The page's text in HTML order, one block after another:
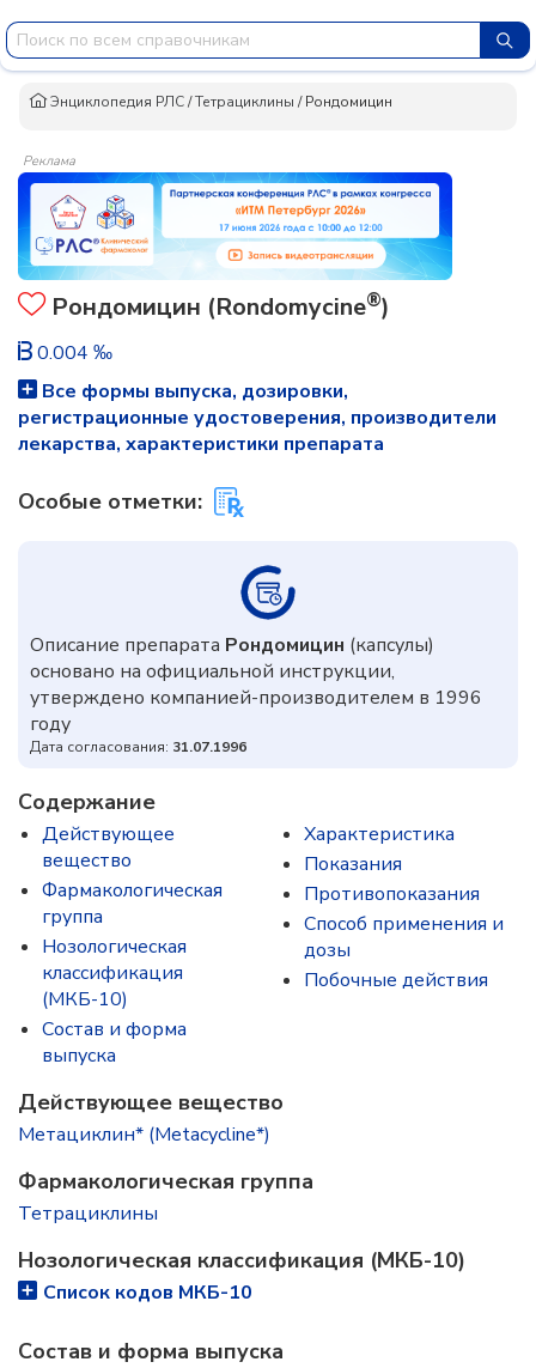
Энциклопедия РЛС/Тетрациклины /Рондомицин
Реклама
Рондомицин (Rondomycine®)
0.004 ‰
Все формы выпуска, дозировки,
регистрационные удостоверения, производители
лекарства, характеристики препарата
Особые отметки:
Описание препарата Рондомицин (капсулы)
основано на официальной инструкции,
утверждено компанией-производителем в 1996
году
Дата согласования: 31.07.1996
Содержание
Действующее
вещество
Фармакологическая
группа
Нозологическая
классификация
(МКБ-10)
Состав и форма
выпускa
Характеристика
Показания
Противопоказания
Способ применения и
дозы
Побочные действия
Действующее вещество
Метациклин* (Metacycline*)
Фармакологическая группа
Тетрациклины
Нозологическая классификация (МКБ-10)
Список кодов МКБ-10
Состав и форма выпускa